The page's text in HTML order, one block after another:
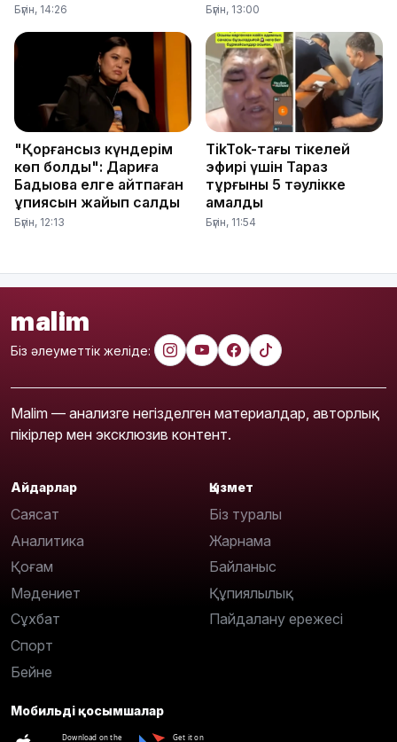
Бүгін, 14:26 Бүгін, 13:00
"Қорғансыз күндерім
көп болды": Дариға
Бадықова елге айтпаған
құпиясын жайып салды
Бүгін, 12:13
TikTok-тағы тікелей
эфирі үшін Тараз
тұрғыны 5 тәулікке
қамалды
Бүгін, 11:54
malim
Біз әлеуметтік желіде:
Malim — анализге негізделген материалдар, авторлық
пікірлер мен эксклюзив контент.
Айдарлар
Саясат
Аналитика
Қоғам
Мәдениет
Сұхбат
Спорт
Бейне
Қызмет
Біз туралы
Жарнама
Байланыс
Құпиялылық
Пайдалану ережесі
Мобильді қосымшалар
Download on the Get it on